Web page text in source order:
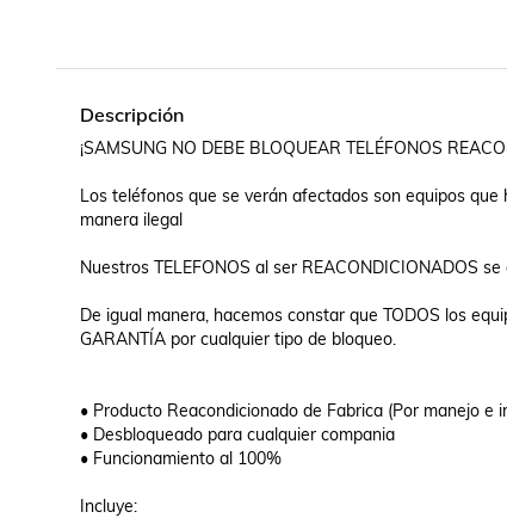
Descripción
¡SAMSUNG NO DEBE BLOQUEAR TELÉFONOS
Los teléfonos que se verán afectados son equipos
manera ilegal
Nuestros TELEFONOS al ser REACONDICIONADOS
De igual manera, hacemos constar que TODOS los
GARANTÍA por cualquier tipo de bloqueo.
• Producto Reacondicionado de Fabrica (Por manejo
• Desbloqueado para cualquier compania
• Funcionamiento al 100%
Incluye: